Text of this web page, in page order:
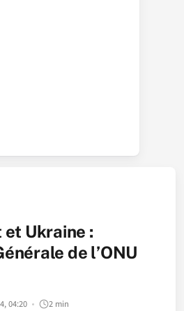
Ukraine :
de l’ONU
04:20 2 min